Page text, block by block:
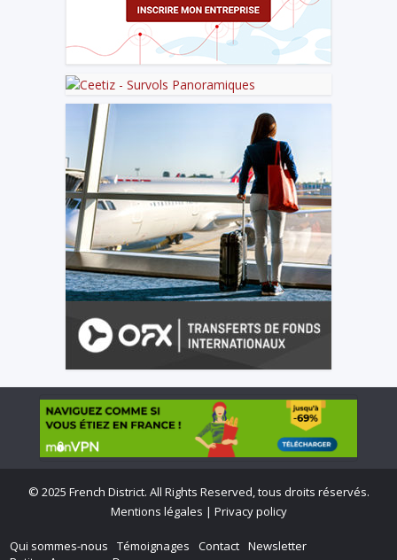
© 2025 French District. All Rights Reserved, tous droits réservés.
Mentions légales | Privacy policy
Qui sommes-nous Témoignages Contact Newsletter